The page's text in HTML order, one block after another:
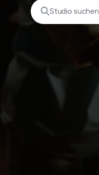
Studio suchen